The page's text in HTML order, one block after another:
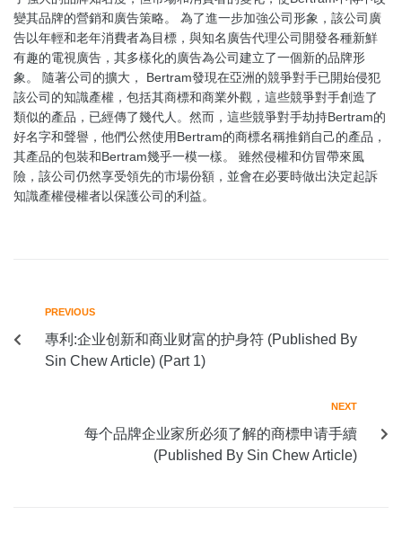
變其品牌的營銷和廣告策略。 為了進一步加強公司形象，該公司廣
告以年輕和老年消費者為目標，與知名廣告代理公司開發各種新鮮
有趣的電視廣告，其多樣化的廣告為公司建立了一個新的品牌形
象。 隨著公司的擴大， Bertram發現在亞洲的競爭對手已開始侵犯
該公司的知識產權，包括其商標和商業外觀，這些競爭對手創造了
類似的產品，已經傳了幾代人。然而，這些競爭對手劫持Bertram的
好名字和聲譽，他們公然使用Bertram的商標名稱推銷自己的產品，
其產品的包裝和Bertram幾乎一模一樣。 雖然侵權和仿冒帶來風
險，該公司仍然享受領先的市場份額，並會在必要時做出決定起訴
知識產權侵權者以保護公司的利益。
PREVIOUS
專利:企业创新和商业财富的护身符 (Published By
Sin Chew Article) (Part 1)
NEXT
每个品牌企业家所必须了解的商標申请手續
(Published By Sin Chew Article)